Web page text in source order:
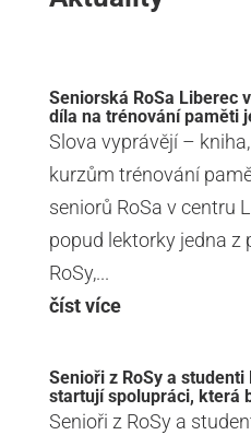
Seniorská RoSa Liberec
díla na trénování paměti
Slova vyprávějí –
kurzům trénování
seniorů RoSa v centru
popud lektorky jedna z
RoSy,...
číst více
Senioři z RoSy a
startují spolupráci, která
Senioři z RoSy a